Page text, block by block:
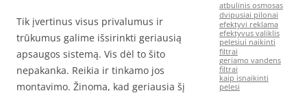
Tik įvertinus visus privalumus ir
trūkumus galime išsirinkti geriausią
apsaugos sistemą. Vis dėl to šito
nepakanka. Reikia ir tinkamo jos
montavimo. Žinoma, kad geriausia šį
atbulinis osmosas
dvipusiai pilonai
efektyvi reklama
efektyvus valiklis
pelesiui naikinti
filtrai
geriamo vandens
filtrai
kaip isnaikinti
pelesi